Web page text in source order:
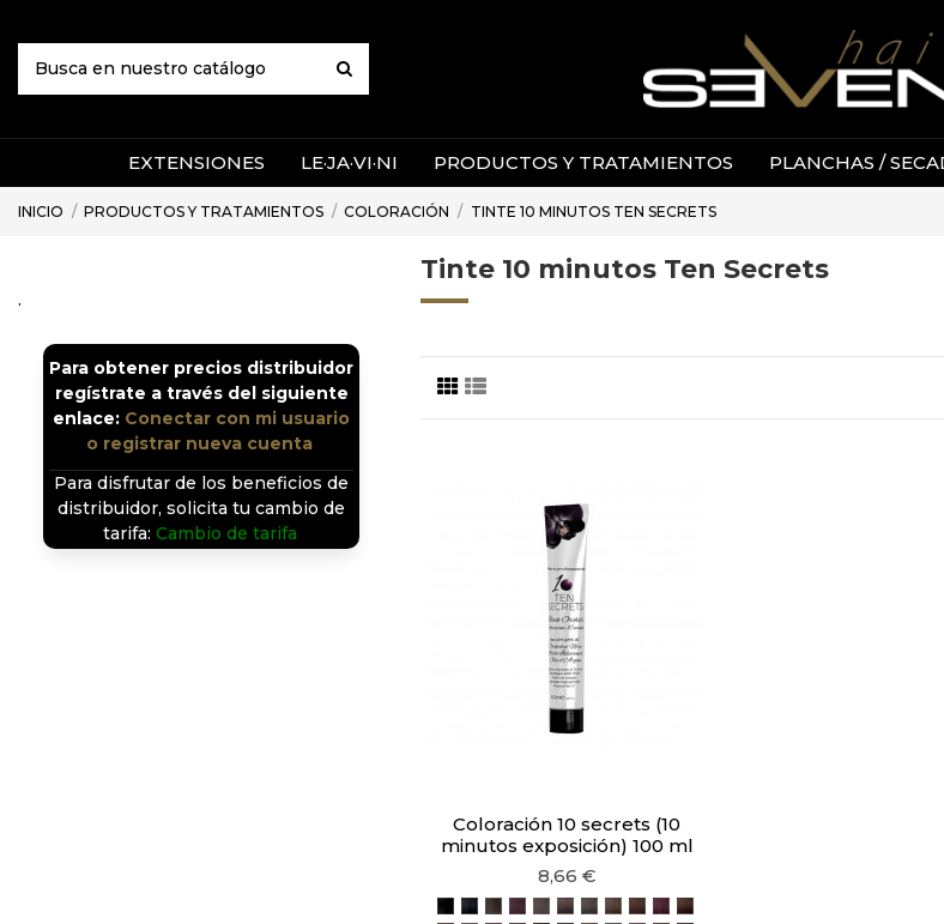
EXTENSIONES LE·JA·VI·NI PRODUCTOS Y TRATAMIENTOS PLANCHAS /
INICIO PRODUCTOS Y TRATAMIENTOS COLORACIÓN TINTE 10 MINUTOS TEN SECRETS
Tinte 10 minutos Ten Secrets
Coloración 10 secrets (10
minutos exposición) 100 ml
8,66 €
1.0 Nero Naturale
1.1 Nero Blu
3.0 Castano Scuro Naturale
3.62 Castano Scuro Irisé
4.0 Castano Naturale
5.0 Castano Chiaro Naturale
5.1 Castano Chiaro Cenere
5.3 Castano Chiaro Dorato
5.34 Castano Chiaro Tabacco
4.22 Castano Viola
5.4 Castano Chiaro Rame
.
Para obtener precios distribuidor
regístrate a través del siguiente
enlace: Conectar con mi usuario
o registrar nueva cuenta.
Para disfrutar de los beneficios de
distribuidor, solicita tu cambio de
tarifa: Cambio de tarifa